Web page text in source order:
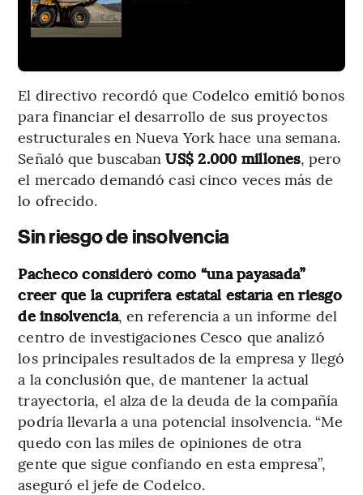
El directivo recordó que Codelco emitió bonos
para financiar el desarrollo de sus proyectos
estructurales en Nueva York hace una semana.
Señaló que buscabanUS$ 2.000 millones, pero
el mercado demandó casi cinco veces más de
lo ofrecido.
Sin riesgo de insolvencia
Pacheco consideró como “una payasada”
creer que la cuprífera estatal estaría en riesgo
de insolvencia, en referencia a un informe del
centro de investigaciones Cesco que analizó
los principales resultados de la empresa y llegó
a la conclusión que, de mantener la actual
trayectoria, el alza de la deuda de la compañía
podría llevarla a una potencial insolvencia. “Me
quedo con las miles de opiniones de otra
gente que sigue confiando en esta empresa”,
aseguró el jefe de Codelco.